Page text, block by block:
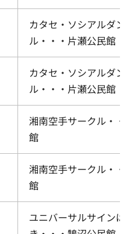
カタセ・ソシアルダン
ル・・・片瀬公民館
カタセ・ソシアルダン
ル・・・片瀬公民館
湘南空手サークル・・
館
湘南空手サークル・・
館
ユニバーサルサインは